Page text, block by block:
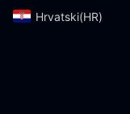
Hrvatski(HR)‎